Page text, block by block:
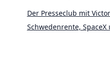
Der Presseclub mit
Schwedenrente,